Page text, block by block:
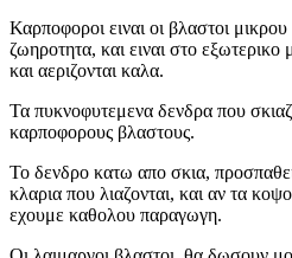
Καρποφοροι ειναι οι βλαστοι
ζωηροτητα, και ειναι στο εξωτερικο
και αεριζονται καλα.
Τα πυκνοφυτεμενα δενδρα που
καρποφορους βλαστους.
Το δενδρο κατω απο σκια,
κλαρια που λιαζονται, και αν τα
εχουμε καθολου παραγωγη.